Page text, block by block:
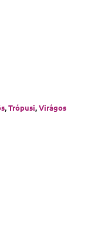
,Trópusi,Virágos